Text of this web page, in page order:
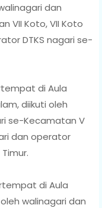
dan
VII Koto, VII Koto
DTKS nagari se-
di Aula
diikuti oleh
se-Kecamatan V
dan operator
di Aula
walinagari dan